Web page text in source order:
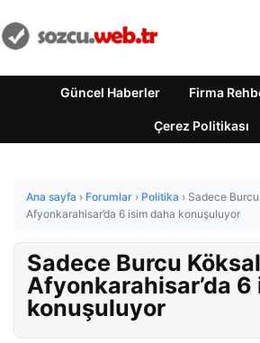
Güncel Haberler Firma
Çerez Politikası
Ana sayfa › Forumlar › Politika › Sadece
Afyonkarahisar’da 6 isim daha konuşuluyor
Sadece Burcu
Afyonkarahisar’da 6
konuşuluyor